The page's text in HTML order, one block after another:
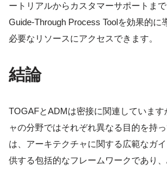
ートリアルからカスタマーサポートま
Guide-Through Process Toolを効果的に
必要なリソースにアクセスできます。
結論
TOGAFとADMは密接に関連していま
ャの分野ではそれぞれ異なる目的を持
は、アーキテクチャに関する広範なガ
供する包括的なフレームワークであり